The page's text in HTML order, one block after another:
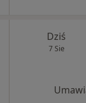
Dziś
7 Sie